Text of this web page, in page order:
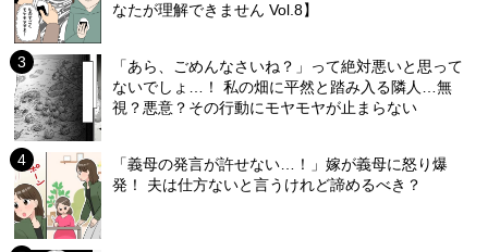
なたが理解できません Vol.8】
「あら、ごめんなさいね？」って絶対悪いと思って
ないでしょ…！ 私の畑に平然と踏み入る隣人…無
視？悪意？その行動にモヤモヤが止まらない
「義母の発言が許せない…！」嫁が義母に怒り爆
発！ 夫は仕方ないと言うけれど諦めるべき？